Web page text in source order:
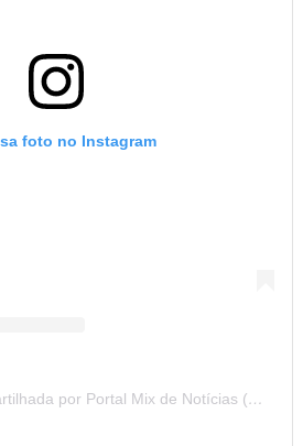
foto no Instagram
Uma publicação compartilhada por Portal Mix de Notícias (@portalmixdenoticias)